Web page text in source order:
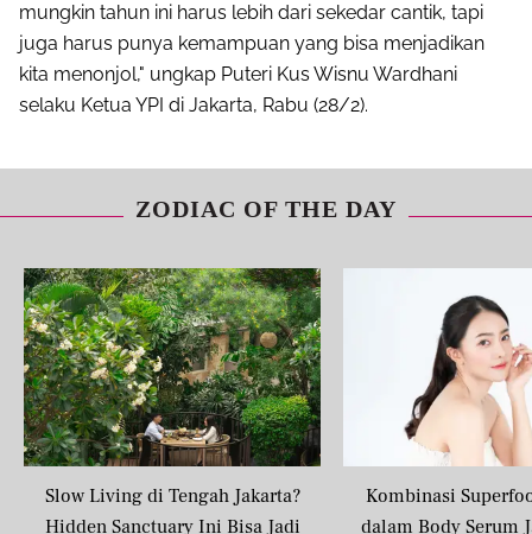
mungkin tahun ini harus lebih dari sekedar cantik, tapi
juga harus punya kemampuan yang bisa menjadikan
kita menonjol," ungkap Puteri Kus Wisnu Wardhani
selaku Ketua YPI di Jakarta, Rabu (28/2).
ZODIAC OF THE DAY
Slow Living di Tengah Jakarta?
Hidden Sanctuary Ini Bisa Jadi
Kombinasi
dalam Body Serum